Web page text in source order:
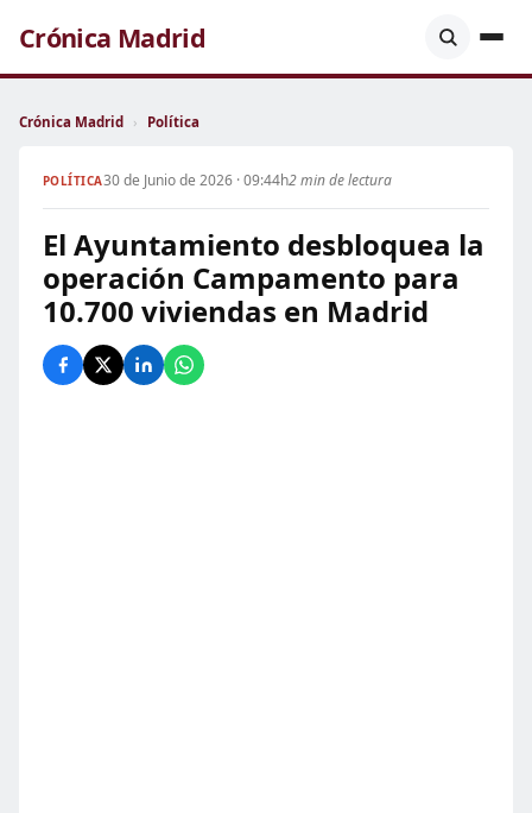
Crónica Madrid
Crónica Madrid › Política
POLÍTICA30 de Junio de 2026 · 09:44h2 min de lectura
El Ayuntamiento desbloquea la
operación Campamento para
10.700 viviendas en Madrid